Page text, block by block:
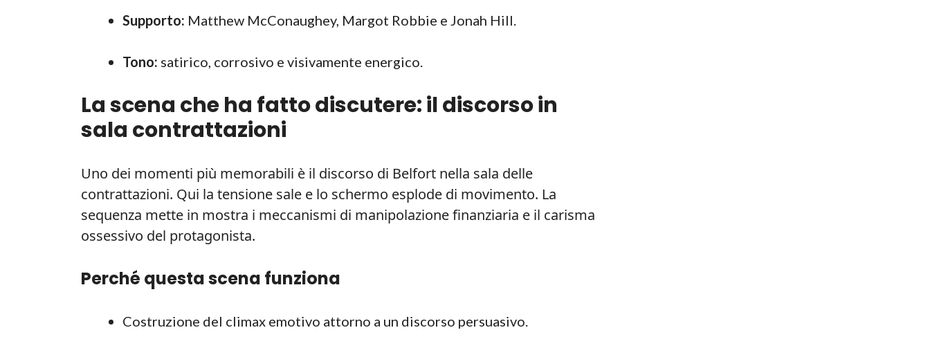
Supporto: Matthew McConaughey, Margot Robbie e Jonah Hill.
Tono: satirico, corrosivo e visivamente energico.
La scena che ha fatto discutere: il discorso in
sala contrattazioni
Uno dei momenti più memorabili è il discorso di Belfort nella sala delle
contrattazioni. Qui la tensione sale e lo schermo esplode di movimento. La
sequenza mette in mostra i meccanismi di manipolazione finanziaria e il carisma
ossessivo del protagonista.
Perché questa scena funziona
Costruzione del climax emotivo attorno a un discorso persuasivo.